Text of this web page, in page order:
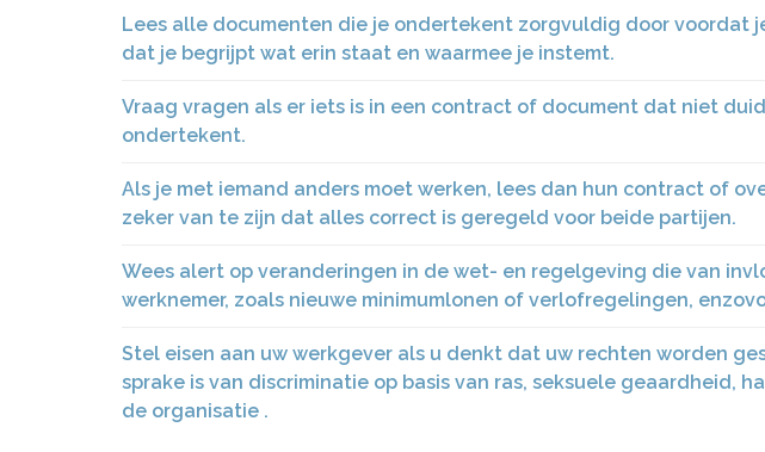
Lees alle documenten die je ondertekent zorgvuldig door voordat
dat je begrijpt wat erin staat en waarmee je instemt.
Vraag vragen als er iets is in een contract of document dat niet
ondertekent.
Als je met iemand anders moet werken, lees dan hun contract of
zeker van te zijn dat alles correct is geregeld voor beide partijen.
Wees alert op veranderingen in de wet- en regelgeving die van
werknemer, zoals nieuwe minimumlonen of verlofregelingen,
Stel eisen aan uw werkgever als u denkt dat uw rechten worden
sprake is van discriminatie op basis van ras, seksuele geaardheid,
de organisatie .